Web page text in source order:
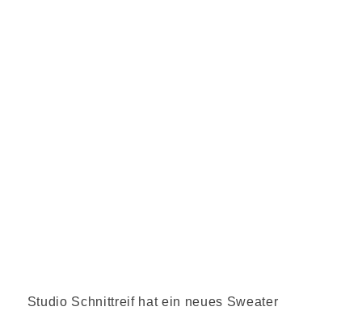
Studio Schnittreif hat ein neues Sweater